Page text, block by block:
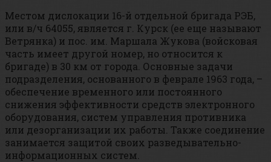
Местом дислокации 16-й отдельной бригада РЭБ,
или в/ч 64055, является г. Курск (ее еще называют
Ветрянка) и пос. им. Маршала Жукова (войсковая
часть имеет другой номер, но относится к
бригаде) в 30 км от города. Основные задачи
подразделения, основанного в феврале 1963 года, –
обеспечение временного или постоянного
снижения эффективности средств электронного
оборудования, систем управления противника
или дезорганизации их работы. Также соединение
занимается защитой своих разведывательно-
информационных систем.